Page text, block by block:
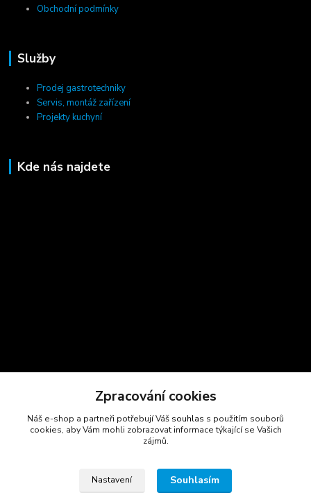
Obchodní podmínky
Služby
Prodej gastrotechniky
Servis, montáž zařízení
Projekty kuchyní
Kde nás najdete
+420 723 725 881
Zpracování cookies
Náš e-shop a partneři potřebují Váš souhlas s použitím souborů
cookies, aby Vám mohli zobrazovat informace týkající se Vašich
zájmů.
Nastavení Souhlasím